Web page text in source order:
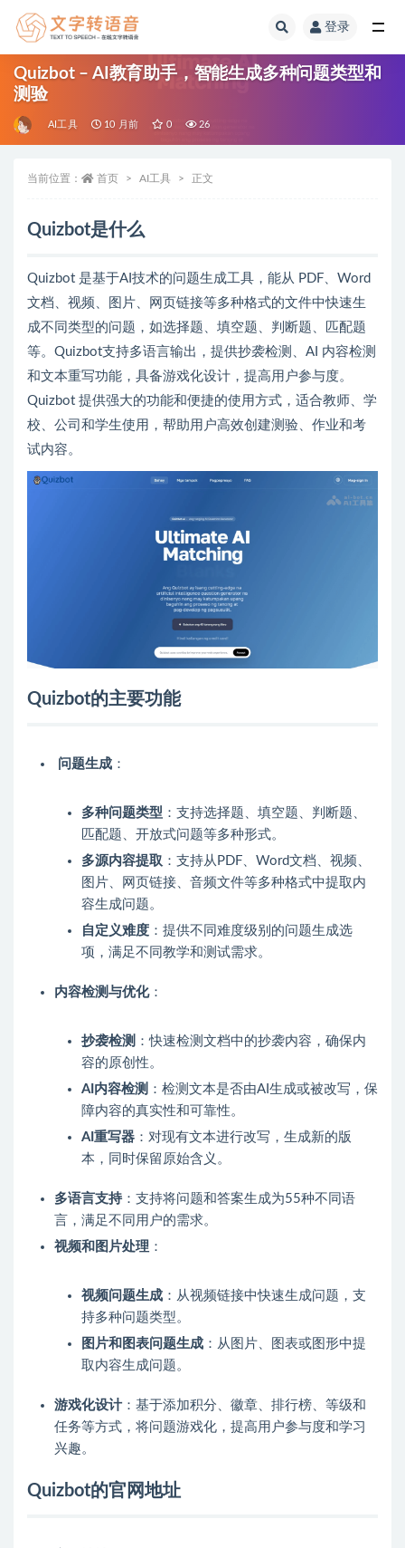
登录
Quizbot – AI教育助手，智能生成多种问题类型和
测验
AI工具 10 月前 0 26
当前位置： 首页 AI工具 正文
Quizbot是什么
Quizbot 是基于AI技术的问题生成工具，能从 PDF、Word
文档、视频、图片、网页链接等多种格式的文件中快速生
成不同类型的问题，如选择题、填空题、判断题、匹配题
等。Quizbot支持多语言输出，提供抄袭检测、AI 内容检测
和文本重写功能，具备游戏化设计，提高用户参与度。
Quizbot 提供强大的功能和便捷的使用方式，适合教师、学
校、公司和学生使用，帮助用户高效创建测验、作业和考
试内容。
Quizbot的主要功能
问题生成 ：
多种问题类型 ：支持选择题、填空题、判断题、
匹配题、开放式问题等多种形式。
多源内容提取 ：支持从PDF、Word文档、视频、
图片、网页链接、音频文件等多种格式中提取内
容生成问题。
自定义难度 ：提供不同难度级别的问题生成选
项，满足不同教学和测试需求。
内容检测与优化：
抄袭检测 ：快速检测文档中的抄袭内容，确保内
容的原创性。
AI内容检测 ：检测文本是否由AI生成或被改写，保
障内容的真实性和可靠性。
AI重写器 ：对现有文本进行改写，生成新的版
本，同时保留原始含义。
多语言支持：支持将问题和答案生成为55种不同语
言，满足不同用户的需求。
视频和图片处理 ：
视频问题生成 ：从视频链接中快速生成问题，支
持多种问题类型。
图片和图表问题生成 ：从图片、图表或图形中提
取内容生成问题。
游戏化设计：基于添加积分、徽章、排行榜、等级和
任务等方式，将问题游戏化，提高用户参与度和学习
兴趣。
Quizbot的官网地址